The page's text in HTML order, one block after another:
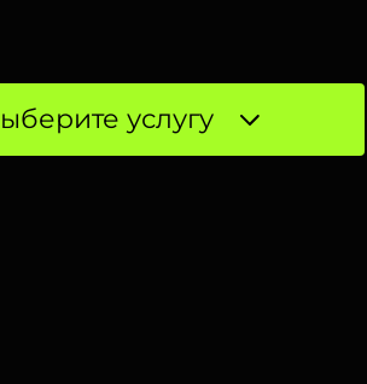
услугу